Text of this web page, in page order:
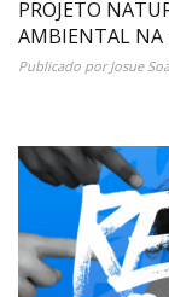
PROJETO
AMBIENTAL NA
Publicado porJosue